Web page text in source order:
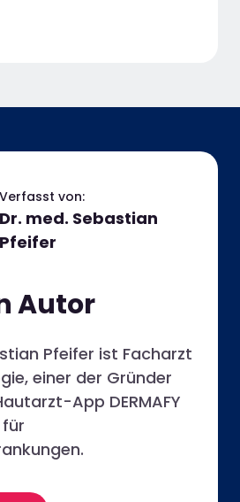
Dr. med. Sebastian
Pfeifer
Autor
Pfeifer ist Facharzt
einer der Gründer
App DERMAFY